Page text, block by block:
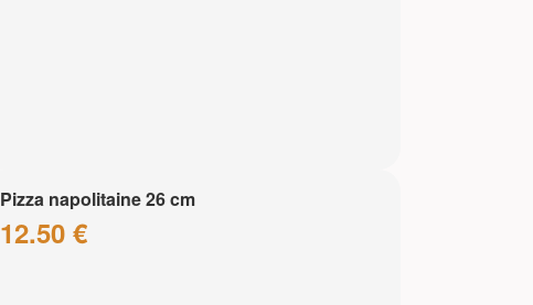
Pizza napolitaine 26 cm
12.50 €